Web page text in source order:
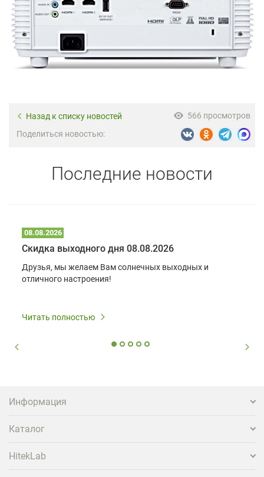
Назад к списку новостей
566 просмотров
Поделиться новостью:
Последние новости
08.08.2026
Скидка выходного дня 08.08.2026
Друзья, мы желаем Вам солнечных выходных и
отличного настроения!
Читать полностью
Информация
Каталог
HitekLab